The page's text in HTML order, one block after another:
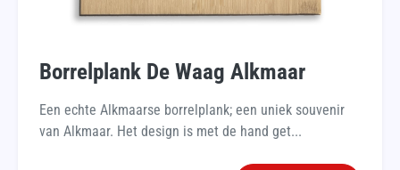
Borrelplank De Waag Alkmaar
Een echte Alkmaarse borrelplank; een uniek souvenir
van Alkmaar. Het design is met de hand get...